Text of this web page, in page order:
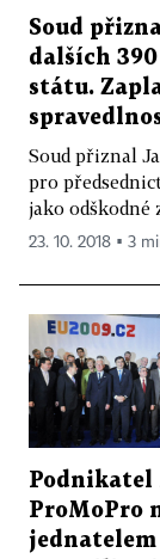
Soud
dalších
státu.
Soud přiznal
pro
jako odškodné
23. 10. 2018 ▪ 3
Podnikatel
ProMoPro